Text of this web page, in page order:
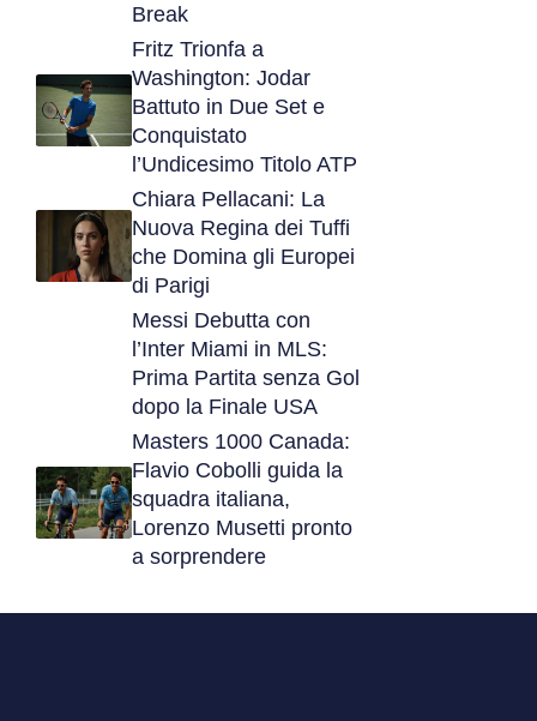
Break
Fritz Trionfa a
Washington: Jodar
Battuto in Due Set e
Conquistato
l’Undicesimo Titolo ATP
Chiara Pellacani: La
Nuova Regina dei Tuffi
che Domina gli Europei
di Parigi
Messi Debutta con
l’Inter Miami in MLS:
Prima Partita senza Gol
dopo la Finale USA
Masters 1000 Canada:
Flavio Cobolli guida la
squadra italiana,
Lorenzo Musetti pronto
a sorprendere